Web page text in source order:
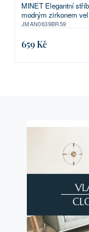
MINET Elegantní
modrým zirkonem
JMAN0639BR59
659 Kč